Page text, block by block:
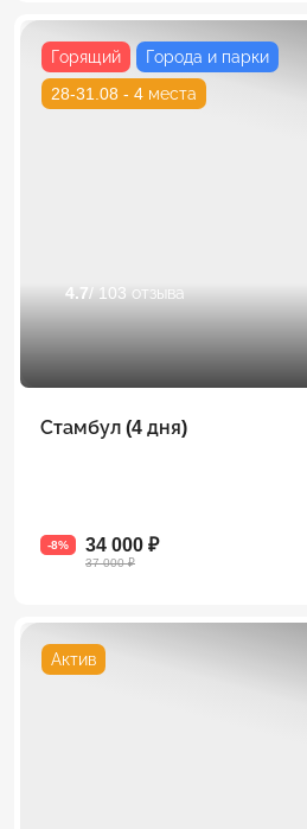
Горящий
Города и парки
28-31.08 - 4 места
4.7/ 103 отзыва
Стамбул (4 дня)
-8% 34 000 ₽
37 000 ₽
Актив